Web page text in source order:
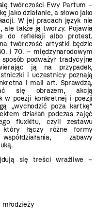
twórczości Ewy Partum –
jako działanie, a słowo jako
W jej pracach język nie
ale także ją tworzy. Pojawia
do refleksji albo protest.
twórczość artystki będzie
i 70. – międzynarodowym
podważył tradycyjne
ją na przypadek,
i uczestnicy poznają
i mail art. Sprawdzą,
się obrazem, akcją
w poezji konkretnej i poezji
„wychodzić poza kartkę”
działań podczas zajęć
fluxkitu, czyli zestawu
który łączy różne formy
zabawy
się treści wrażliwe –